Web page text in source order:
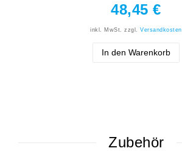
48,45 €
inkl. MwSt. zzgl.Versandkosten
In den Warenkorb
Zubehör